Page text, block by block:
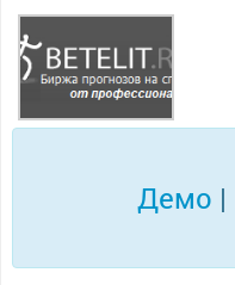
Демо |